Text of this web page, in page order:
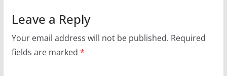
Leave a Reply
Your email address will not be published. Required
fields are marked *